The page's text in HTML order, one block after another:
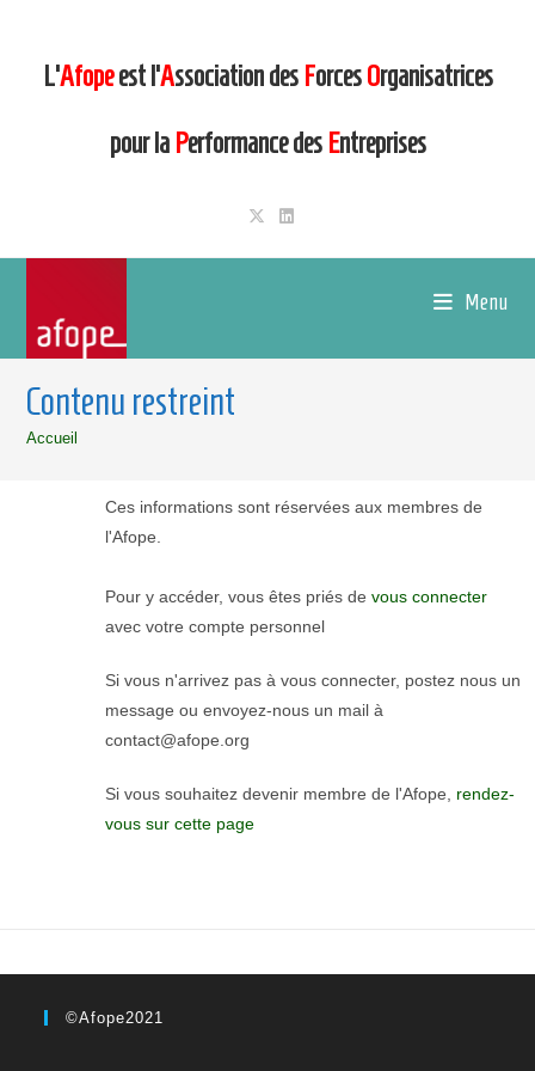
L’Afopeest l’Association des ForcesOrganisatrices
pour la Performance des Entreprises
Menu
Contenu restreint
Accueil
Ces informations sont réservées aux membres de
l'Afope.
Pour y accéder, vous êtes priés de vous connecter
avec votre compte personnel
Si vous n'arrivez pas à vous connecter, postez nous un
message ou envoyez-nous un mail à
contact@afope.org
Si vous souhaitez devenir membre de l'Afope, rendez-
vous sur cette page
©Afope2021